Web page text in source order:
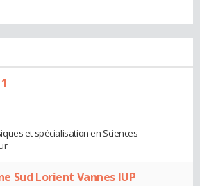
et spécialisation en Sciences
Sud Lorient Vannes IUP